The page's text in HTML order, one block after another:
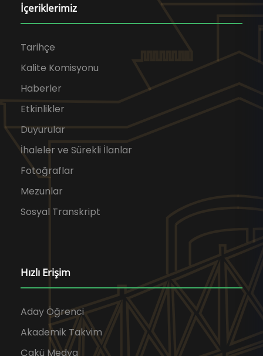
İçeriklerimiz
Tarihçe
Kalite Komisyonu
Haberler
Etkinlikler
Duyurular
İhaleler ve Sürekli İlanlar
Fotoğraflar
Mezunlar
Sosyal Transkript
Hızlı Erişim
Aday Öğrenci
Akademik Takvim
Çakü Medya